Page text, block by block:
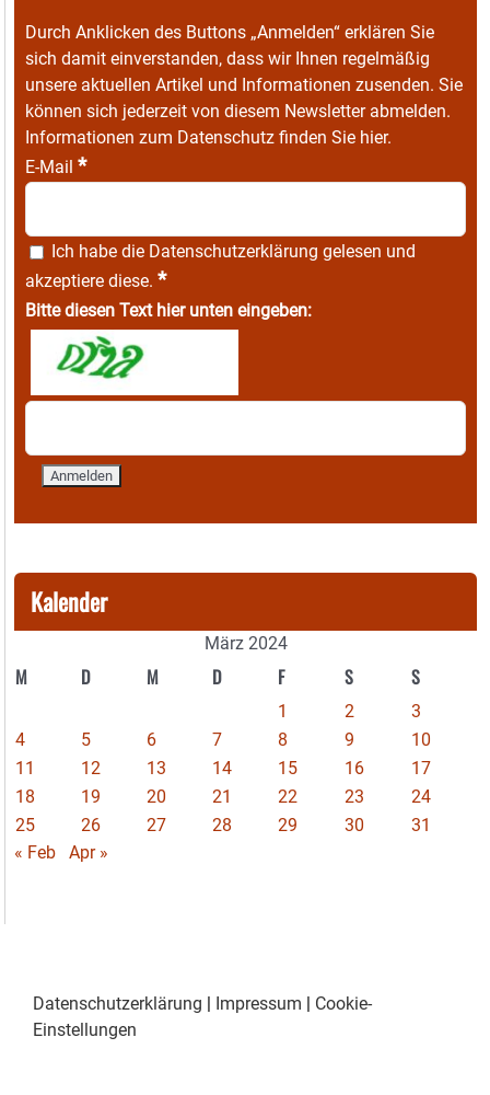
Durch Anklicken des Buttons „Anmelden“ erklären Sie
sich damit einverstanden, dass wir Ihnen regelmäßig
unsere aktuellen Artikel und Informationen zusenden. Sie
können sich jederzeit von diesem Newsletter abmelden.
Informationen zum Datenschutz finden Sie hier.
E-Mail *
Ich habe die Datenschutzerklärung gelesen und
akzeptiere diese. *
Bitte diesen Text hier unten eingeben:
Kalender
März 2024
M D M D F S S
1 2
3
4
5 6 7 8 9
10
11
12 13 14 15 16
17
18
19 20 21 22 23
24
25
26 27 28 29 30
31
« Feb
Apr »
Datenschutzerklärung | Impressum | Cookie-
Einstellungen